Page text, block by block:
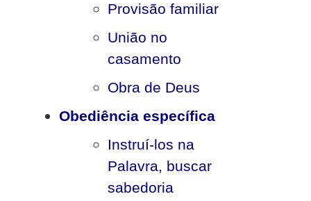
Provisão familiar
União no
casamento
Obra de Deus
Obediência específica
Instruí-los na
Palavra, buscar
sabedoria